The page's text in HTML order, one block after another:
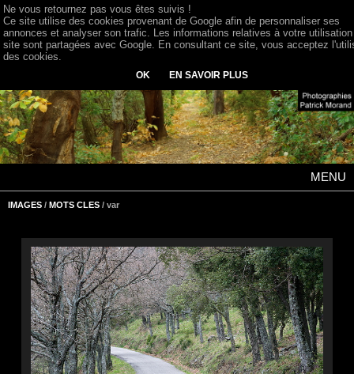
MENU
IMAGES / MOTS CLES / var
Ne vous retournez pas vous êtes suivis !
Ce site utilise des cookies provenant de Google afin de personnaliser ses
annonces et analyser son trafic. Les informations relatives à votre
site sont partagées avec Google. En consultant ce site, vous acceptez
des cookies.
OK EN SAVOIR PLUS